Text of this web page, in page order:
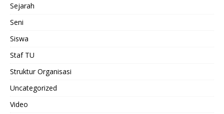
Sejarah
Seni
Siswa
Staf TU
Struktur Organisasi
Uncategorized
Video